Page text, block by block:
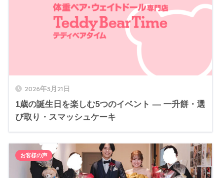
2026年3月21日
1歳の誕生日を楽しむ5つのイベント — 一升餅・選
び取り・スマッシュケーキ
お客様の声